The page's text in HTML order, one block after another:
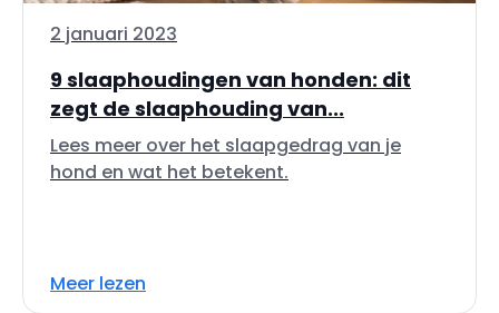
2 januari 2023
9 slaaphoudingen van honden: dit
zegt de slaaphouding van...
Lees meer over het slaapgedrag van je
hond en wat het betekent.
Meer lezen